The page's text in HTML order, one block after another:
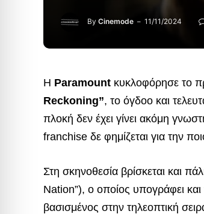
By Cinemode 11/11/2024
Η Paramount κυκλοφόρησε το
Reckoning”, το όγδοο και
πλοκή δεν έχει γίνει ακόμη
franchise δε φημίζεται για την
Στη σκηνοθεσία βρίσκεται και
Nation”), ο οποίος υπογράφει και
βασισμένος στην τηλεοπτική